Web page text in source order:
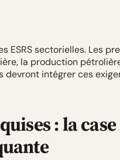
ESRS sectorielles. Les
la production
devront intégrer ces
: la